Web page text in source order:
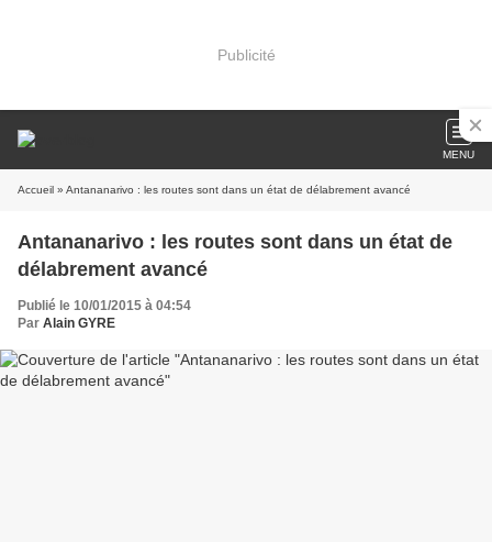
Publicité
MENU
Accueil » Antananarivo : les routes sont dans un état de délabrement avancé
Antananarivo : les routes sont dans un état de
délabrement avancé
Publié le 10/01/2015 à 04:54
Par Alain GYRE